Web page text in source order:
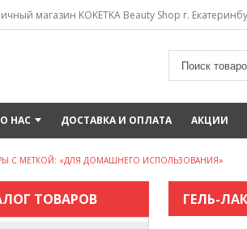
магазин KOKETKA Beauty Shop г.
О НАС ДОСТАВКА И ОПЛАТА АКЦИИ
С МЕТКОЙ: «ДЛЯ ДОМАШНЕГО ИСПОЛЬЗОВАНИЯ»
ТОВАРОВ ГЕЛЬ-